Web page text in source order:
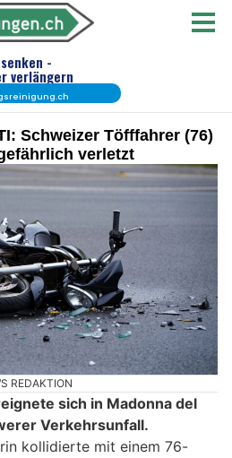
Schweizer Töfffahrer (76)
verletzt
REDAKTION
sich in Madonna del
Verkehrsunfall.
kollidierte mit einem 76-